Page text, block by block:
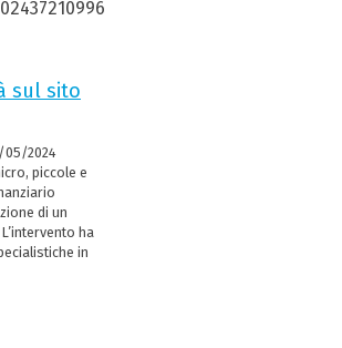
sul sito
05/2024
piccole e
di un
ha
in